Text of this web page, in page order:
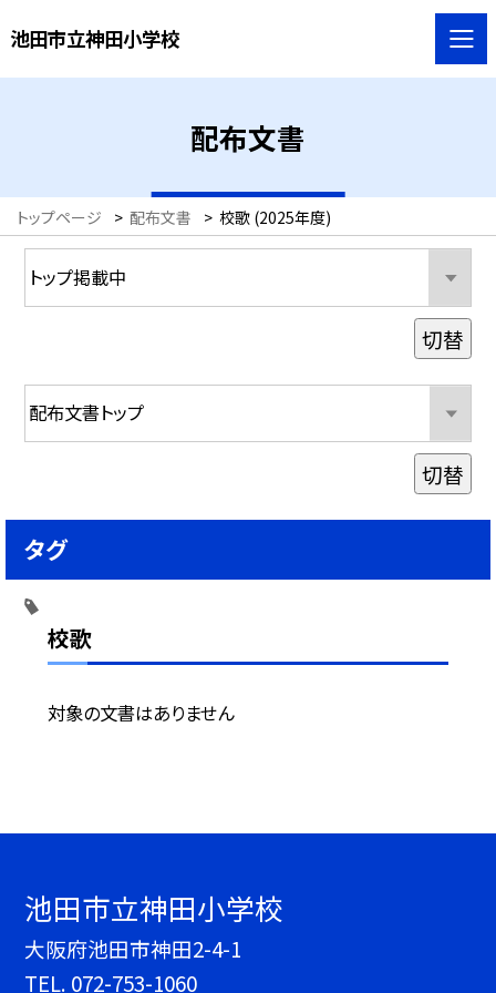
池田市立神田小学校
配布文書
トップページ > 配布文書 > 校歌 (2025年度)
校歌
対象の文書はありません
切替
切替
タグ
池田市立神田小学校
大阪府池田市神田2-4-1
TEL. 072-753-1060